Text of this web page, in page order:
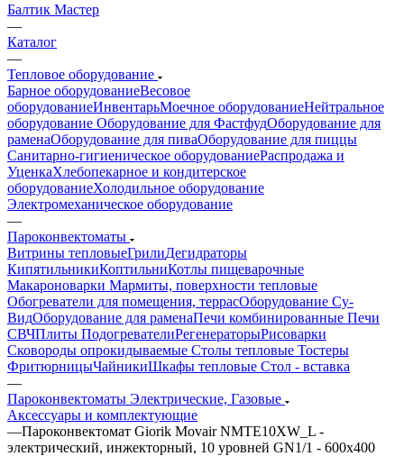
Балтик Мастер
—
Каталог
—
Тепловое оборудование
Барное оборудованиеВесовое
оборудованиеИнвентарьМоечное оборудованиеНейтральное
оборудование Оборудование для ФастфудОборудование для
раменаОборудование для пиваОборудование для пиццы
Санитарно-гигиеническое оборудованиеРаспродажа и
УценкаХлебопекарное и кондитерское
оборудованиеХолодильное оборудование
Электромеханическое оборудование
—
Пароконвектоматы
Витрины тепловыеГрилиДегидраторы
КипятильникиКоптильниКотлы пищеварочные
Макароноварки Мармиты, поверхности тепловые
Обогреватели для помещения, террасОборудование Су-
BидОборудование для раменаПечи комбинированные Печи
СВЧПлиты ПодогревателиРегенераторыРисоварки
Сковороды опрокидываемые Столы тепловые Тостеры
ФритюрницыЧайникиШкафы тепловые Стол - вставка
—
Пароконвектоматы Электрические, Газовые
Аксессуары и комплектующие
—Пароконвектомат Giorik Movair NMTE10XW_L -
электрический, инжекторный, 10 уровней GN1/1 - 600х400